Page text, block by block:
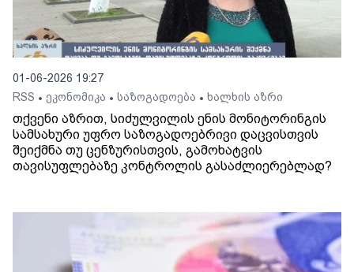
01-06-2026 19:27
RSS • ეკონომიკა • საზოგადოება • ხალხის აზრი
თქვენი აზრით, სიძულვილის ენის მონიტორინგის
სამსახური უფრო საზოგადოებრივი დაცვისთვის
შეიქმნა თუ ცენზურისთვის, გამოხატვის
თავისუფლებაზე კონტროლის გასაძლიერებლად?